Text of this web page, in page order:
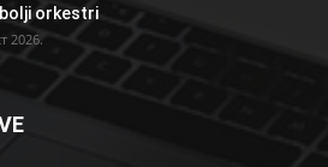
orkestri
2026.